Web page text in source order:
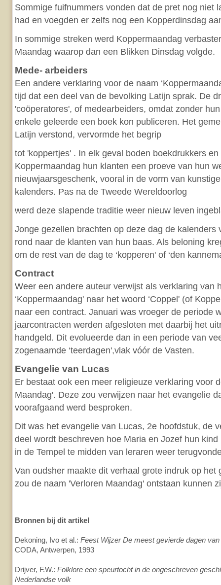
Sommige fuifnummers vonden dat de pret nog niet
had en voegden er zelfs nog een Kopperdinsdag
In sommige streken werd Koppermaandag
Maandag waarop dan een Blikken Dinsdag volgde.
Mede- arbeiders
Een andere verklaring voor de naam
tijd dat een deel van de bevolking Latijn sprak. De
'coöperatores', of medearbeiders, omdat zonder
enkele geleerde een boek kon publiceren. Het
Latijn verstond, vervormde het begrip
tot 'koppertjes' . In elk geval boden boekdrukkers
Koppermaandag hun klanten een proeve van hun
nieuwjaarsgeschenk, vooral in de vorm van
kalenders. Pas na de Tweede Wereldoorlog
werd deze slapende traditie weer nieuw leven
Jonge gezellen brachten op deze dag de kalenders
rond naar de klanten van hun baas. Als beloning
om de rest van de dag te ‘kopperen' of ‘den
Contract
Weer een andere auteur verwijst als verklaring van
‘Koppermaandag' naar het woord ‘Coppel' (of
naar een contract. Januari was vroeger de periode
jaarcontracten werden afgesloten met daarbij het
handgeld. Dit evolueerde dan in een periode van
zogenaamde ‘teerdagen',vlak vóór de Vasten.
Evangelie van Lucas
Er bestaat ook een meer religieuze verklaring voor
Maandag'. Deze zou verwijzen naar het evangelie
voorafgaand werd besproken.
Dit was het evangelie van Lucas, 2e hoofdstuk, de
deel wordt beschreven hoe Maria en Jozef hun kind
in de Tempel te midden van leraren weer
Van oudsher maakte dit verhaal grote indruk op het
zou de naam 'Verloren Maandag' ontstaan kunnen
Bronnen bij dit artikel
Dekoning, Ivo et al.: Feest Wijzer De meest gevierde dagen van
CODA, Antwerpen, 1993
Drijver, F.W.: Folklore een speurtocht in de ongeschreven
Nederlandse volk